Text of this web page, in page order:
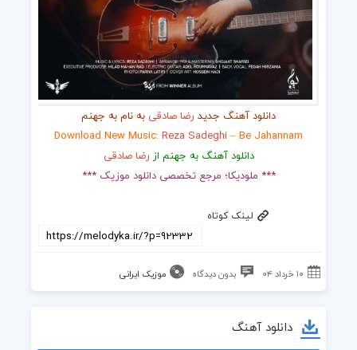
دانلود آهنگ جدید رضا صادقی به نام به جهنم
Download New Music:Reza Sadeghi– Be Jahannam
دانلود آهنگ به جهنم از رضا صادقی
*** ملودیکا؛ مرجع تخصصی دانلود موزیک ***
لینک کوتاه
۱۰ خرداد ۰۴ بدون دیدگاه موزیک ایرانی
دانلود آهنگ